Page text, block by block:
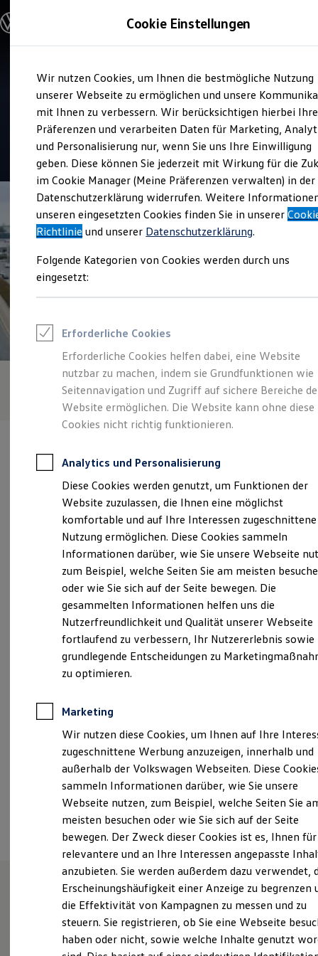
Hauptinhalt
springen
Footer
springen
Modelle & Konfigurator
Nutzfahrzeugkategorien entdecken
Modelle konfigurieren
Vorgängermodelle und Oldtimer
Vorgängermodelle
Oldtimer
Bulli Historie
Branchenlösungen & Gewerbekunden
Umbaulösungen und Hersteller finden
Auf- und Umbauten entdecken & konfigurieren
Groß- und Sonderkunden
Großkunden
Kommunen & Behörden
Journalisten
Sportvereine
Branchenlösungen
Gewerbliche Personenbeförderung
Service & mobile Werkstätten
Menschen mit Behinderung
Rettungsdienste
ONE Business ID Vorteile
Fahrzeugsuche & Marktplatz
Fahrzeugsuche
Fahrzeuge online kaufen
Digitaler Marktplatz
Kauf & Finanzierung
Online-Fahrzeugbewertung
Für Privatkunden
Für Gewerbekunden
Profi Paket
TopDeal
Gebrauchtwagen
ProfiPartner für Gebrauchtwagen
Zertifizierte Gebrauchtwagen
Finanzierung
Für Privatkunden
Für Gewerbekunden
Leasing
Für Privatkunden
Für Gewerbekunden
Versicherungen & Garantien
Garantien
Kfz-Versicherung für Nutzfahrzeuge
Restschuldversicherung
Wartungsverträge
Reparatur & Service
Sommer-Special
Reparatur, Pflege & Inspektion
Servicetermin anfragen
Service-Vorteile bei Volkswagen Nutzfahrzeuge
ServicePlus
Economy Service
Räder & Reifen Service
Ersatzfahrzeuge
Notdienst und Pannenhilfe
Software, Konnektivität & Apps
California App
VW Connect für Ihren Transporter/Caravelle
VW Connect für Ihren Amarok
VW Connect für andere Modelle
Fleet Interface Data
Multistop Pathfinder
Übersicht Software Updates
Verkauf und Service
Gottfried Schultz
Automobilhandel
4.7|96 Bewertungen
Verantwortlich für die Inhalte auf dieser Seite ist die Gottfried
Schultz Automobilhandels SE (Impressum & Rechtliches)
ThyssenKrupp Allee 20, 45143 Essen
info_11@gottfried-schultz.de
+49 201 87430
Montag-Freitag 07:00 -18:00 Uhr
Samstag
09:00-14:00 Uhr
Ansprechpartner
Termin vereinbaren
Herzlich willkommen im
Volkswagen Zentrum Essen!
Cookie Einstellungen
Wir nutzen Cookies, um Ihnen die bestmögliche Nutzung
unserer Webseite zu ermöglichen und unsere
mit Ihnen zu verbessern. Wir berücksichtigen hierbei Ihre
Präferenzen und verarbeiten Daten für Marketing,
und Personalisierung nur, wenn Sie uns Ihre Einwilligung
geben. Diese können Sie jederzeit mit Wirkung für die
im Cookie Manager (Meine Präferenzen verwalten) in der
Datenschutzerklärung widerrufen. Weitere
unseren eingesetzten Cookies finden Sie in unserer
Richtlinie und unserer Datenschutzerklärung.
Folgende Kategorien von Cookies werden durch uns
eingesetzt:
Erforderliche Cookies
Erforderliche Cookies helfen dabei, eine Website
nutzbar zu machen, indem sie Grundfunktionen wie
Seitennavigation und Zugriff auf sichere Bereiche
Website ermöglichen. Die Website kann ohne diese
Cookies nicht richtig funktionieren.
Analytics und Personalisierung
Diese Cookies werden genutzt, um Funktionen der
Website zuzulassen, die Ihnen eine möglichst
komfortable und auf Ihre Interessen zugeschnittene
Nutzung ermöglichen. Diese Cookies sammeln
Informationen darüber, wie Sie unsere Webseite
zum Beispiel, welche Seiten Sie am meisten
oder wie Sie sich auf der Seite bewegen. Die
gesammelten Informationen helfen uns die
Nutzerfreundlichkeit und Qualität unserer Webseite
fortlaufend zu verbessern, Ihr Nutzererlebnis sowie
grundlegende Entscheidungen zu
zu optimieren.
Marketing
Wir nutzen diese Cookies, um Ihnen auf Ihre
zugeschnittene Werbung anzuzeigen, innerhalb und
außerhalb der Volkswagen Webseiten. Diese
sammeln Informationen darüber, wie Sie unsere
Webseite nutzen, zum Beispiel, welche Seiten Sie
meisten besuchen oder wie Sie sich auf der Seite
bewegen. Der Zweck dieser Cookies ist es, Ihnen für
relevantere und an Ihre Interessen angepasste
anzubieten. Sie werden außerdem dazu verwendet,
Erscheinungshäufigkeit einer Anzeige zu begrenzen
die Effektivität von Kampagnen zu messen und zu
steuern. Sie registrieren, ob Sie eine Webseite
haben oder nicht, sowie welche Inhalte genutzt